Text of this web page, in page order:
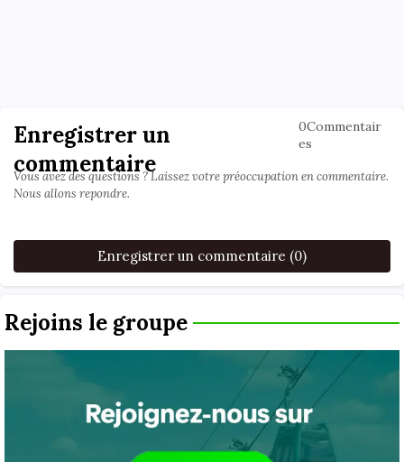
Enregistrer un
commentaire
0Commentair
es
Vous avez des questions ? Laissez votre préoccupation en commentaire.
Nous allons repondre.
Enregistrer un commentaire (0)
Rejoins le groupe